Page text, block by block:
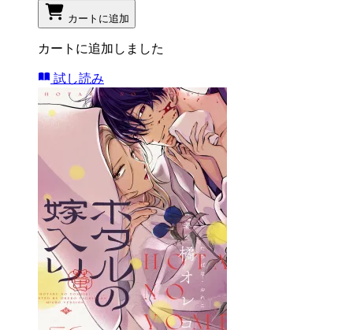
カートに追加
カートに追加しました
試し読み